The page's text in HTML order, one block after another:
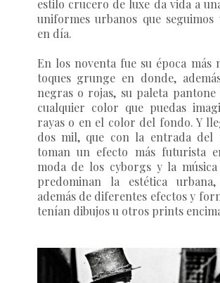
estilo crucero de luxe da vida a
uniformes urbanos que seguimos
en día.
En los noventa fue su época más
toques grunge en donde,
negras o rojas, su paleta pantone
cualquier color que puedas
rayas o en el color del fondo. Y
dos mil, que con la entrada del
toman un efecto más futurista
moda de los cyborgs y la
predominan la estética
además de diferentes efectos y
tenían dibujos u otros prints